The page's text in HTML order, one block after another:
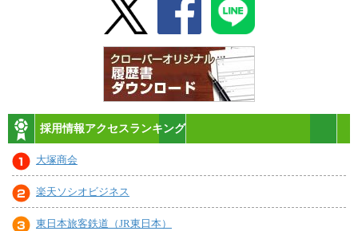
採用情報アクセスランキング
大塚商会
楽天ソシオビジネス
東日本旅客鉄道（JR東日本）